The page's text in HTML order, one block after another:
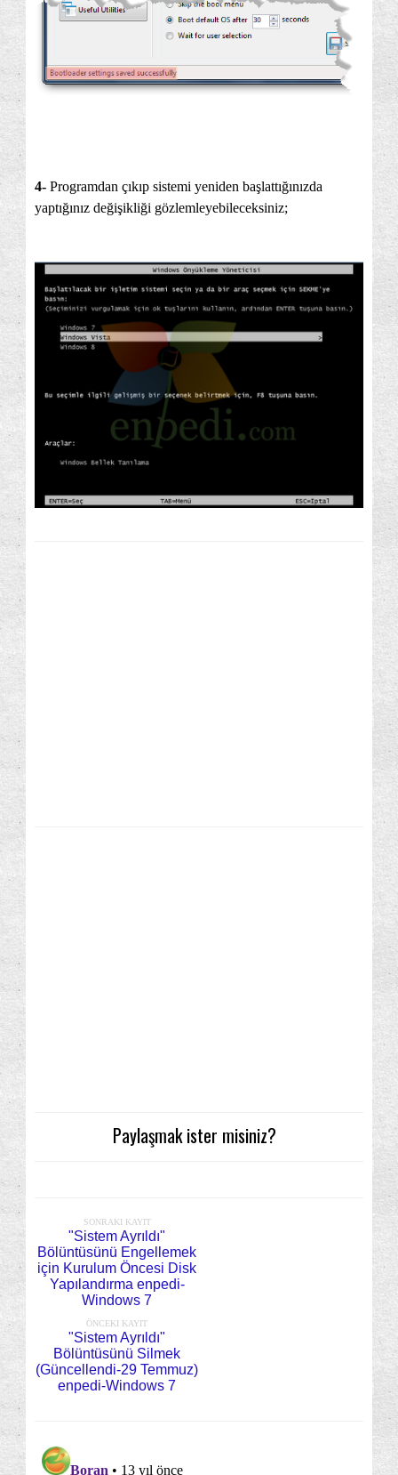
4- Programdan çıkıp sistemi yeniden başlattığınızda
yaptığınız değişikliği gözlemleyebileceksiniz;
Paylaşmak ister misiniz?
SONRAKI KAYIT
"Sistem Ayrıldı"
Bölüntüsünü Engellemek
için Kurulum Öncesi Disk
Yapılandırma enpedi-
Windows 7
ÖNCEKI KAYIT
"Sistem Ayrıldı"
Bölüntüsünü Silmek
(Güncellendi-29 Temmuz)
enpedi-Windows 7